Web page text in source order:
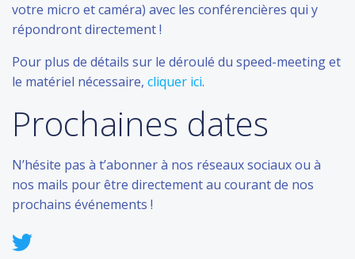
votre micro et caméra) avec les conférencières qui y
répondront directement !
Pour plus de détails sur le déroulé du speed-meeting et
le matériel nécessaire, cliquer ici.
Prochaines dates
N’hésite pas à t’abonner à nos réseaux sociaux ou à
nos mails pour être directement au courant de nos
prochains événements !